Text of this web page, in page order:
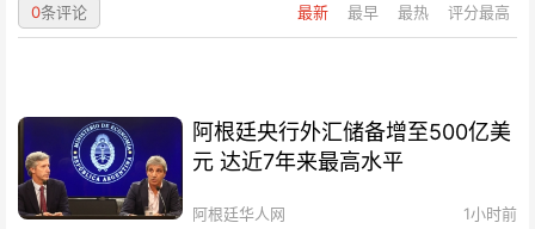
最新 最早 最热 评分最高
0条评论
阿根廷央行外汇储备增至500亿美
元 达近7年来最高水平
阿根廷华人网 1小时前